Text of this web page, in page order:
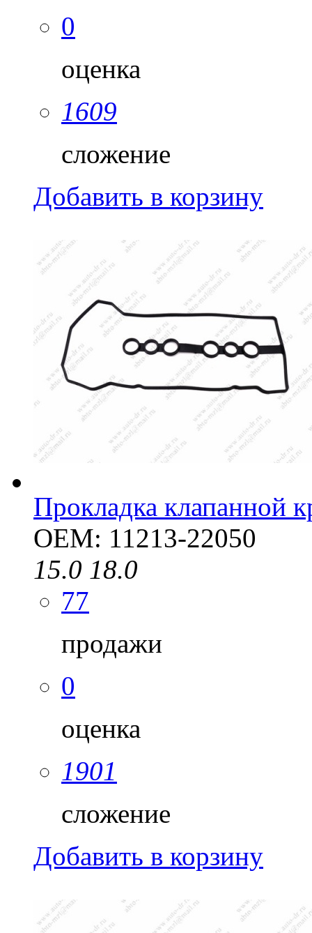
0
оценка
1609
сложение
Добавить в корзину
Прокладка клапанной
OEM: 11213-22050
15.0 18.0
77
продажи
0
оценка
1901
сложение
Добавить в корзину